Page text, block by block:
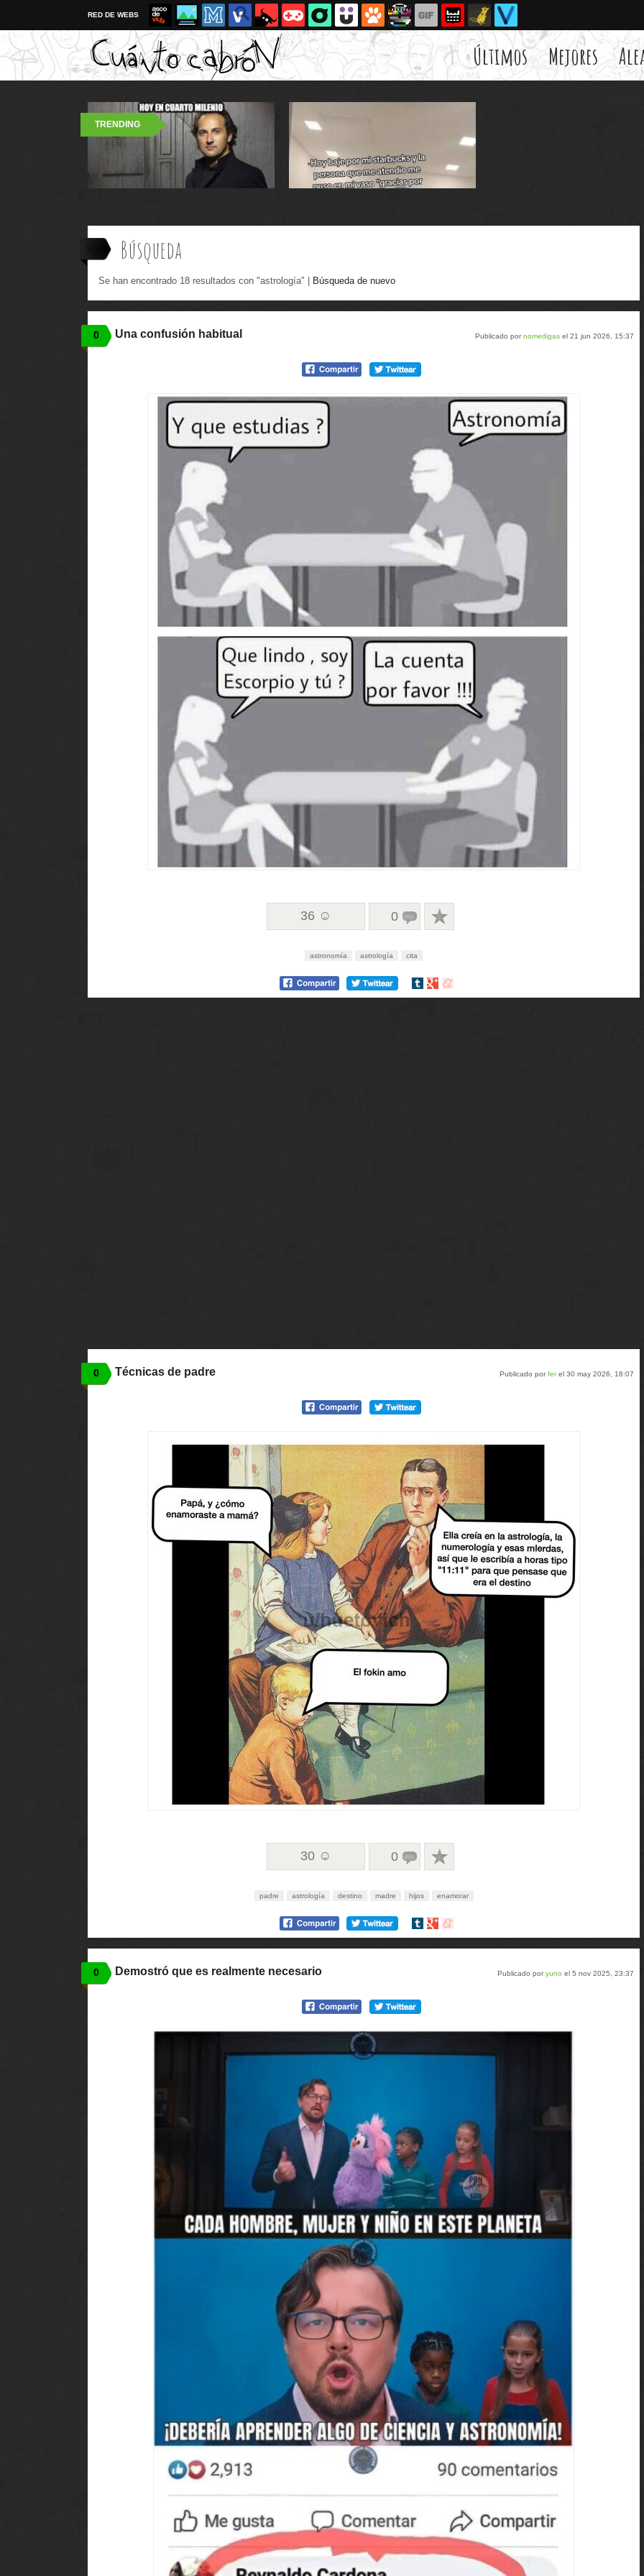
RED DE WEBS
Últimos Mejores
TRENDING
Búsqueda
Se han encontrado 18 resultados con "astrología" | Búsqueda de nuevo
0 Publicado pornomedigas el 21 jun 2026, 15:37
Una confusión habitual
36 ☺ 0
astronomía astrología cita
Compartir
Compartir
Compartir
0 Publicado porferel 30 may 2026, 18:07
Técnicas de padre
30 ☺ 0
padre astrología destino madre hijos enamorar
Compartir
Compartir
Compartir
0 Publicado poryuno el 5 nov 2025, 23:37
Demostró que es realmente necesario